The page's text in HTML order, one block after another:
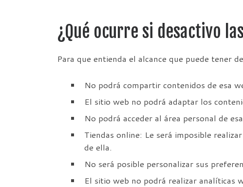
¿Qué ocurre si desactivo
Para que entienda el alcance que puede tener
No podrá compartir contenidos de esa
El sitio web no podrá adaptar los
No podrá acceder al área personal de
Tiendas online: Le será imposible
de ella.
No será posible personalizar sus
El sitio web no podrá realizar analíticas